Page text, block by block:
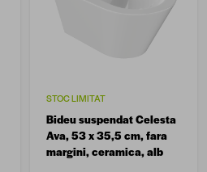
STOC LIMITAT
Bideu suspendat Celesta
Ava, 53 x 35,5 cm, fara
margini, ceramica, alb